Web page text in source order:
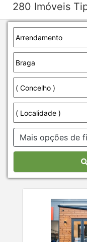
280 Imóveis
Mais opções de